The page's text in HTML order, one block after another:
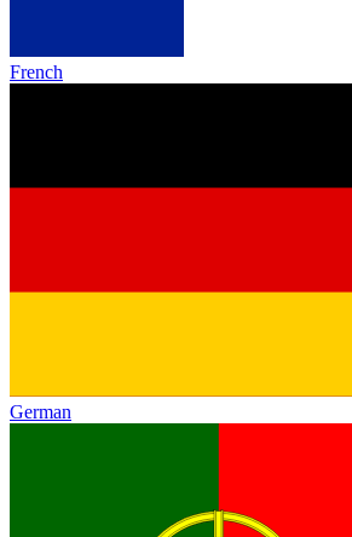
French
German